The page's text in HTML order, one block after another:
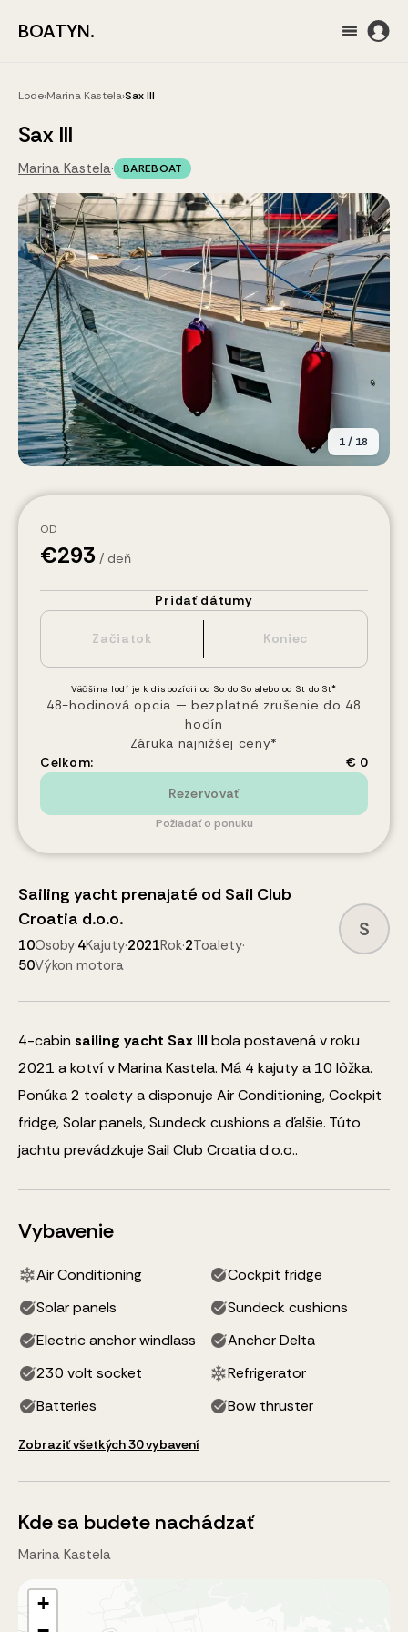
BOATYN.
Lode›Marina Kastela›Sax III
Sax III
Marina Kastela· BAREBOAT
1/ 18
OD
€293 / deň
Pridať dátumy
Väčšina lodí je k dispozícii od So do So alebo od St do St*
48-hodinová opcia — bezplatné zrušenie do 48
hodín
Záruka najnižšej ceny*
Celkom:
€ 0
Rezervovať
Požiadať o ponuku
Sailing yacht prenajaté od Sail Club
Croatia d.o.o.
10Osoby·4Kajuty·2021Rok·2Toalety·
50Výkon motora
S
4-cabin sailing yacht Sax III bola postavená v roku
2021 a kotví v Marina Kastela. Má 4 kajuty a 10 lôžka.
Ponúka 2 toalety a disponuje Air Conditioning, Cockpit
fridge, Solar panels, Sundeck cushions a ďalšie. Túto
jachtu prevádzkuje Sail Club Croatia d.o.o..
Vybavenie
Air Conditioning
Cockpit fridge
Solar panels
Sundeck cushions
Electric anchor windlass
Anchor Delta
230 volt socket
Refrigerator
Batteries
Bow thruster
Zobraziť všetkých 30 vybavení
Kde sa budete nachádzať
Marina Kastela
+